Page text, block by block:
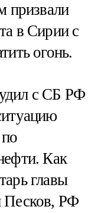
призвали
в Сирии с
огонь.
с СБ РФ
Как
главы
Песков, РФ